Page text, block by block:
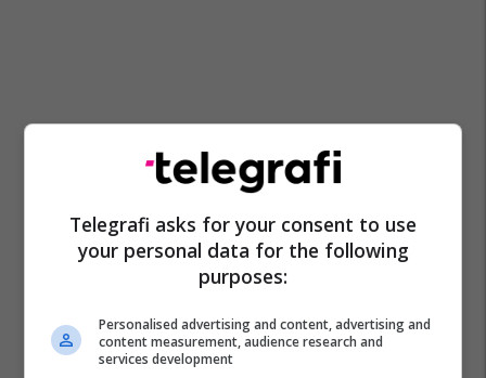
Telegrafi asks for your consent to use
your personal data for the following
purposes:
Personalised advertising and content, advertising and
content measurement, audience research and
services development